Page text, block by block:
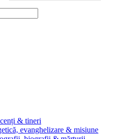
& tineri
evanghelizare & misiune